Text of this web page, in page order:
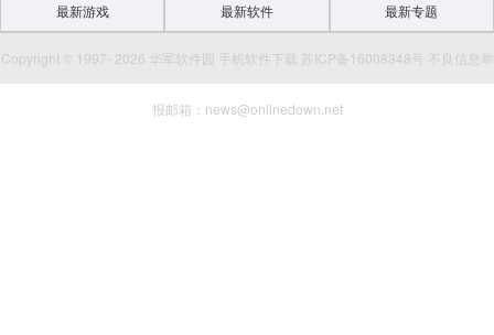
最新游戏 最新软件 最新专题
Copyright © 1997- 2026 华军软件园 手机软件下载 苏ICP备16008348号 不良信息举
报邮箱：news@onlinedown.net